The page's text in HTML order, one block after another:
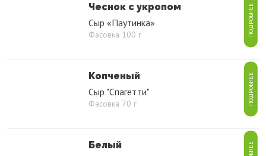
Чеснок с укропом
Сыр «Паутинка»
Фасовка 100 г ПОДРОБНЕЕ
Копченый
Сыр "Спагетти"
Фасовка 70 г ПОДРОБНЕЕ
Белый